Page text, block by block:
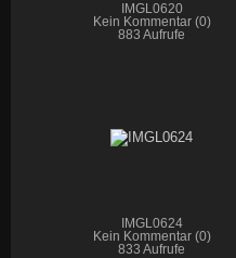
IMGL0620
Kein Kommentar (0)
883 Aufrufe
IMGL0624
Kein Kommentar (0)
833 Aufrufe